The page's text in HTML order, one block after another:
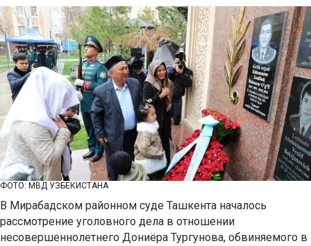
ФОТО: МВД УЗБЕКИСТАНА
В Мирабадском районном суде Ташкента началось
рассмотрение уголовного дела в отношении
несовершеннолетнего Дониёра Тургунова, обвиняемого в